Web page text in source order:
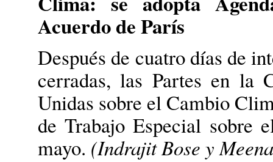
Acuerdo de París
Después de cuatro días de
cerradas, las Partes en la
Unidas sobre el Cambio
de Trabajo Especial sobre
mayo. (Indrajit Bose y